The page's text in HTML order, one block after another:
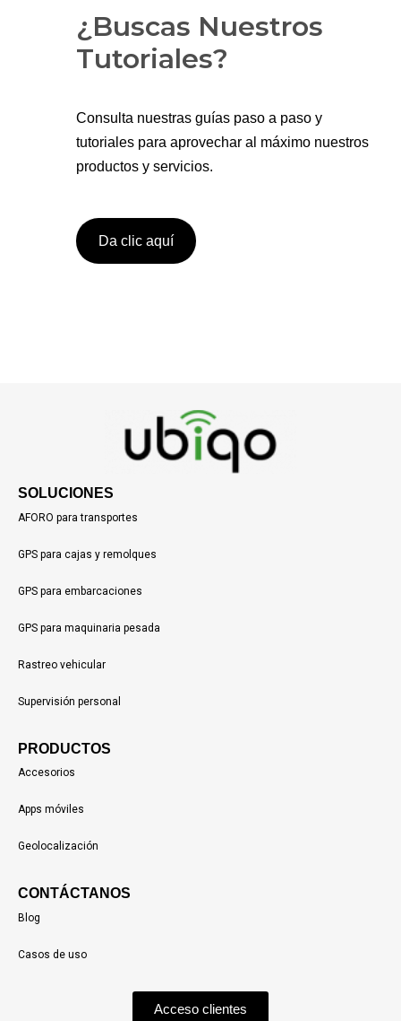
¿Buscas Nuestros
Tutoriales?
Consulta nuestras guías paso a paso y
tutoriales para aprovechar al máximo nuestros
productos y servicios.
Da clic aquí
SOLUCIONES
AFORO para transportes
GPS para cajas y remolques
GPS para embarcaciones
GPS para maquinaria pesada
Rastreo vehicular
Supervisión personal
PRODUCTOS
Accesorios
Apps móviles
Geolocalización
CONTÁCTANOS
Blog
Casos de uso
Acceso clientes